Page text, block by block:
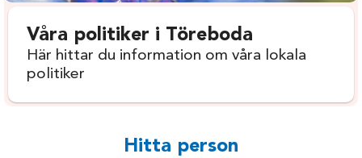
Våra politiker i Töreboda
Här hittar du information om våra lokala
politiker
Hitta person